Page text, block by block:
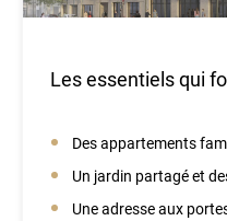
Les essentiels qui
Des appartements
Un jardin partagé et
Une adresse aux